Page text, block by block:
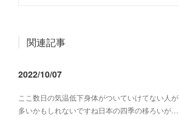
関連記事
2022/10/07
ここ数日の気温低下身体がついていけてない人が
多いかもしれないですね日本の四季の移ろいが…